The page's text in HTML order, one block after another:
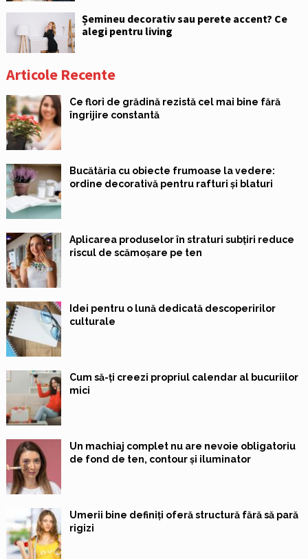
Șemineu decorativ sau perete accent? Ce
alegi pentru living
Articole Recente
Ce flori de grădină rezistă cel mai bine fără
îngrijire constantă
Bucătăria cu obiecte frumoase la vedere:
ordine decorativă pentru rafturi și blaturi
Aplicarea produselor în straturi subțiri reduce
riscul de scămoșare pe ten
Idei pentru o lună dedicată descoperirilor
culturale
Cum să-ți creezi propriul calendar al bucuriilor
mici
Un machiaj complet nu are nevoie obligatoriu
de fond de ten, contour și iluminator
Umerii bine definiți oferă structură fără să pară
rigizi